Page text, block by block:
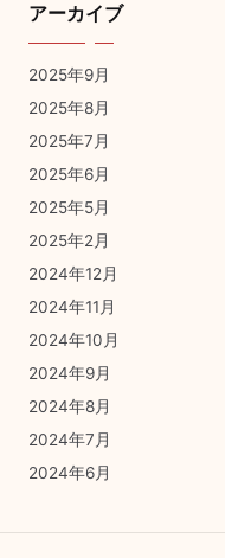
アーカイブ
2025年9月
2025年8月
2025年7月
2025年6月
2025年5月
2025年2月
2024年12月
2024年11月
2024年10月
2024年9月
2024年8月
2024年7月
2024年6月